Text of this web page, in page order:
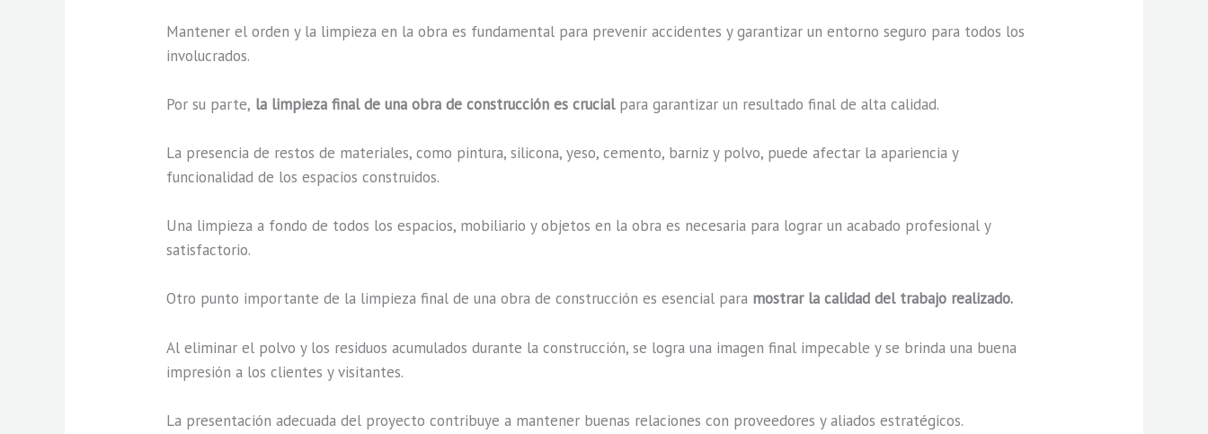
Mantener el orden y la limpieza en la obra es fundamental para prevenir accidentes y garantizar un entorno seguro para todos los
involucrados.
Por su parte, la limpieza final de una obra de construcción es crucialpara garantizar un resultado final de alta calidad.
La presencia de restos de materiales, como pintura, silicona, yeso, cemento, barniz y polvo, puede afectar la apariencia y
funcionalidad de los espacios construidos.
Una limpieza a fondo de todos los espacios, mobiliario y objetos en la obra es necesaria para lograr un acabado profesional y
satisfactorio.
Otro punto importante de la limpieza final de una obra de construcción es esencial para mostrar la calidad del trabajo realizado.
Al eliminar el polvo y los residuos acumulados durante la construcción, se logra una imagen final impecable y se brinda una buena
impresión a los clientes y visitantes.
La presentación adecuada del proyecto contribuye a mantener buenas relaciones con proveedores y aliados estratégicos.